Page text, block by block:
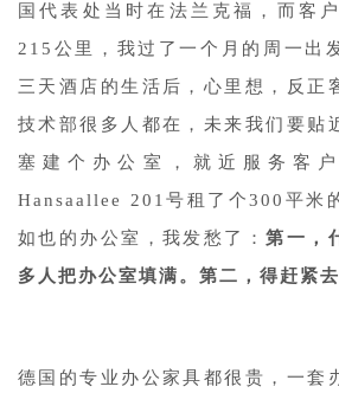
国代表处当时在法兰克福，而客
215公里，我过了一个月的周一出
三天酒店的生活后，心里想，反正
技术部很多人都在，未来我们要贴
塞建个办公室，就近服务客
Hansaallee 201号租了个300平米
如也的办公室，我发愁了：第一，
多人把办公室填满。 第二，得赶紧
德国的专业办公家具都很贵，一套